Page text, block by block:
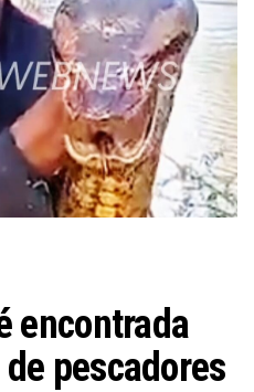
encontrada
pescadores